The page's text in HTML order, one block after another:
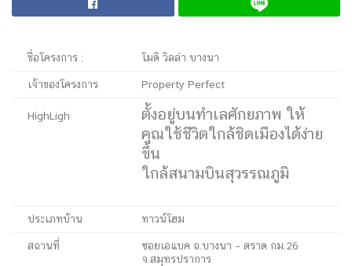
ชื่อโครงการ : โมดิ วิลล่า บางนา
เจ้าของโครงการ Property Perfect
HighLigh
ตั้งอยู่บนทำเลศักยภาพ ให้
คุณใช้ชีวิตใกล้ชิดเมืองได้ง่าย
ขึ้น
ใกล้สนามบินสุวรรณภูมิ
ประเภทบ้าน ทาวน์โฮม
สถานที่
ซอยเอแบค ถ.บางนา – ตราด กม.26
จ.สมุทรปราการ